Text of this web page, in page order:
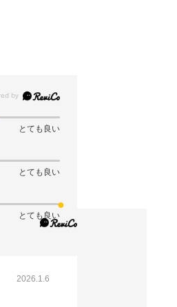
とても良い
とても良い
とても良い
2026.1.6